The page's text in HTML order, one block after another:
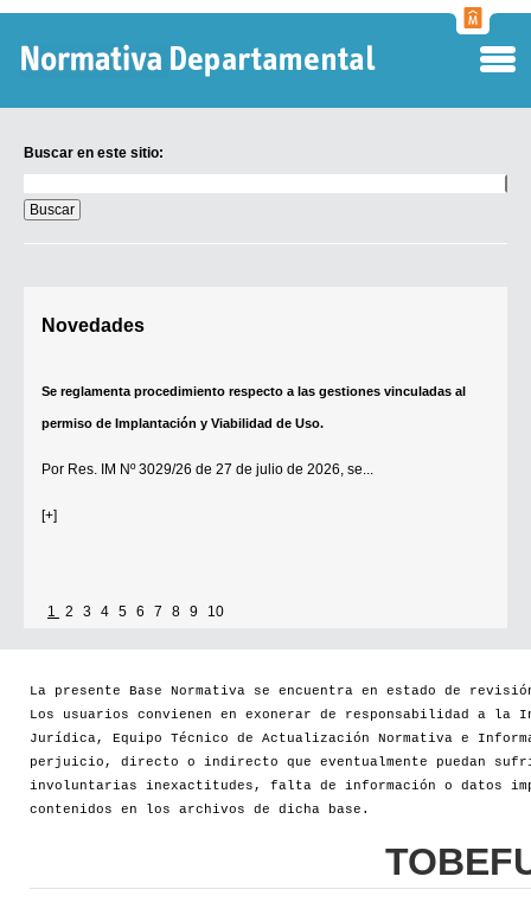
Buscar en este sitio:
en
este
sitio:
Novedades
Se reglamenta procedimiento respecto a las gestiones vinculadas al
permiso de Implantación y Viabilidad de Uso.
Por Res. IM Nº 3029/26 de 27 de julio de 2026, se...
[+]
1 2 3 4 5 6 7 8 9 10
La presente Base Normativa se encuentra en estado de
Los usuarios convienen en exonerar de responsabilidad a la
Jurídica, Equipo Técnico de Actualización Normativa e
perjuicio, directo o indirecto que eventualmente puedan
involuntarias inexactitudes, falta de información o datos
contenidos en los archivos de dicha base.